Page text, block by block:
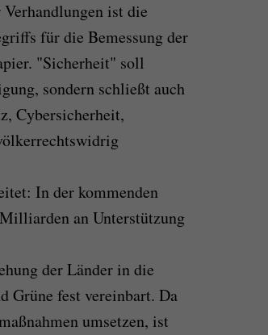
ist die
für die Bemessung der
"Sicherheit" soll
sondern schließt auch
Cybersicherheit,
In der kommenden
an Unterstützung
der Länder in die
Grüne fest vereinbart. Da
umsetzen, ist